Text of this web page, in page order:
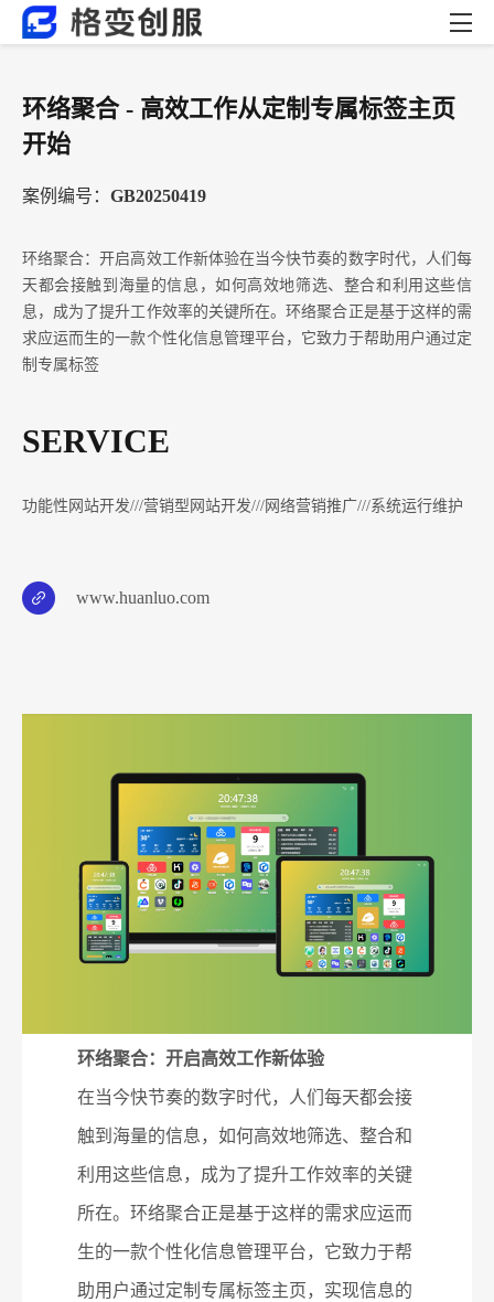
环络聚合 - 高效工作从定制专属标签主页
开始
案例编号： GB20250419
环络聚合：开启高效工作新体验在当今快节奏的数字时代，人们每
天都会接触到海量的信息，如何高效地筛选、整合和利用这些信
息，成为了提升工作效率的关键所在。环络聚合正是基于这样的需
求应运而生的一款个性化信息管理平台，它致力于帮助用户通过定
制专属标签
SERVICE
功能性网站开发///营销型网站开发///网络营销推广///系统运行维护
www.huanluo.com
环络聚合：开启高效工作新体验
在当今快节奏的数字时代，人们每天都会接
触到海量的信息，如何高效地筛选、整合和
利用这些信息，成为了提升工作效率的关键
所在。环络聚合正是基于这样的需求应运而
生的一款个性化信息管理平台，它致力于帮
助用户通过定制专属标签主页，实现信息的